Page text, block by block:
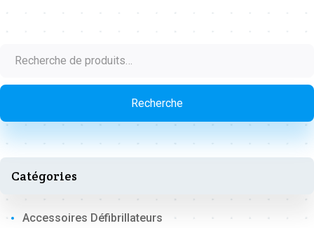
pour :
Recherche
Catégories
Accessoires Défibrillateurs